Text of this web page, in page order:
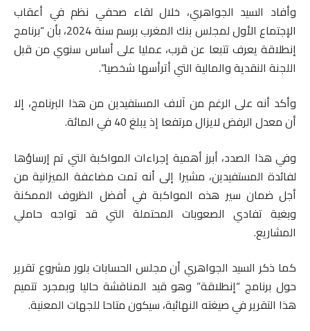
وأفاد السيد الجواهري، خلال لقاء صحفي نظم في أعقاب
الإجتماع الأول لمجلس بنك المغرب برسم سنة 2024، بأن “برنامج
إنطلاقة يعرف تتبعا عن قرب، عمليا على أساس سنوي من قبل
اللجنة النقدية والمالية التي أترأسها شخصيا”.
وأكد أنه على الرغم من آلاف المستفيدين من هذا البرنامج، إلا
أن معدل الرفض لايزال مرتفعا إذ يبلغ 40 في المائة.
وفي هذا الصدد، أبرز أهمية إجراءات المواكبة التي تم إرساؤها
لفائدة المستفيدين، مشيرا إلى أنه تمت مضاعفة الميزانية من
أجل ضمان سير هذه المواكبة في أفضل الظروف الممكنة
وبغية تفادي الصعوبات المحتملة التي قد تواجه حاملي
المشاريع.
كما ذكر السيد الجواهري أن مجلس الحسابات بلور مشروع تقرير
حول برنامج “إنطلاقة” وهو قيد المناقشة حاليا وبمجرد تتميم
هذا التقرير في صيغته النهائية، سيكون متاحا للجهات المعنية.